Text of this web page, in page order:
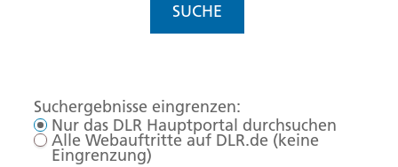
SUCHE
Suchergebnisse eingrenzen:
Nur das DLR Hauptportal durchsuchen
Alle Webauftritte auf DLR.de (keine
Eingrenzung)